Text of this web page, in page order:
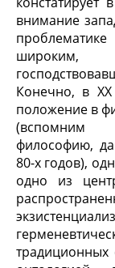
внимание
широким,
Конечно, в
положение в
(вспомним
философию,
80-х годов),
одно из
традиционных